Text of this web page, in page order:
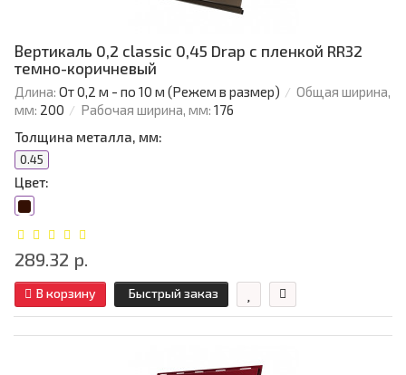
Вертикаль 0,2 classic 0,45 Drap с пленкой RR32
темно-коричневый
Длина: От 0,2 м - по 10 м (Режем в размер)
Общая ширина,
мм: 200 Рабочая ширина, мм: 176
Толщина металла, мм:
0.45
Цвет:
289.32 р.
В корзину Быстрый заказ